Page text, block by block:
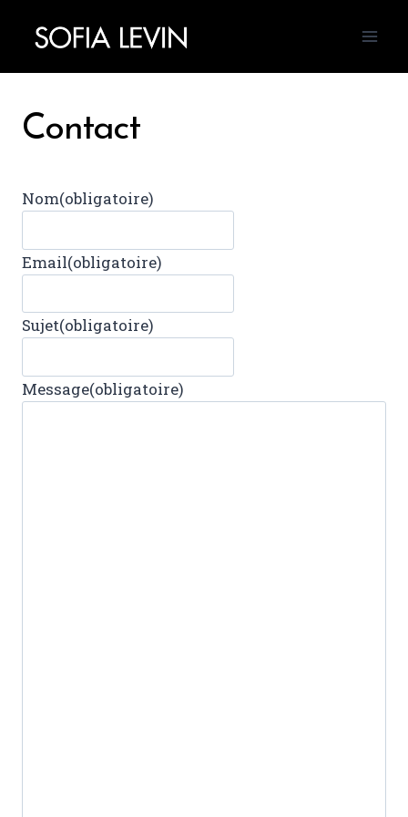
Contact
Nom(obligatoire)
Email(obligatoire)
Sujet(obligatoire)
Message(obligatoire)